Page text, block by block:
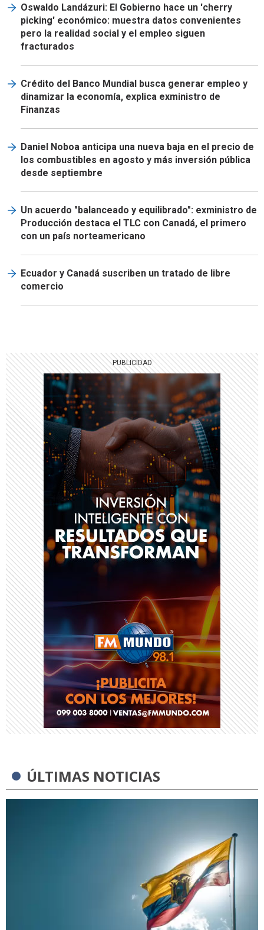
Oswaldo Landázuri: El Gobierno hace un 'cherry
picking' económico: muestra datos convenientes
pero la realidad social y el empleo siguen
fracturados
Crédito del Banco Mundial busca generar empleo y
dinamizar la economía, explica exministro de
Finanzas
Daniel Noboa anticipa una nueva baja en el precio de
los combustibles en agosto y más inversión pública
desde septiembre
Un acuerdo "balanceado y equilibrado": exministro de
Producción destaca el TLC con Canadá, el primero
con un país norteamericano
Ecuador y Canadá suscriben un tratado de libre
comercio
ÚLTIMAS NOTICIAS